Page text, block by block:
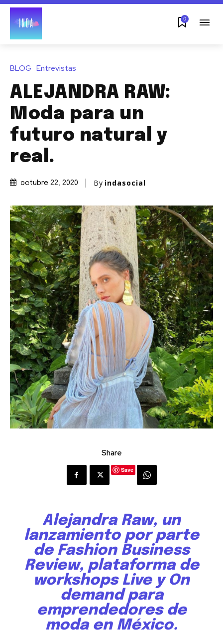
0
BLOG Entrevistas
ALEJANDRA RAW:
Moda para un
futuro natural y
real.
octubre 22, 2020 By indasocial
Share
Save
Alejandra Raw, un
lanzamiento por parte
de Fashion Business
Review, plataforma de
workshops Live y On
demand para
emprendedores de
moda en México.